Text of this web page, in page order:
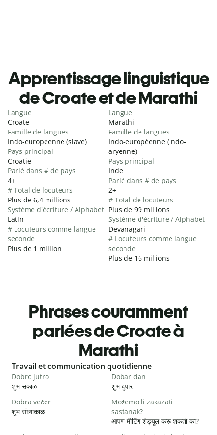
Apprentissage linguistique
de Croate et de Marathi
Langue
Croate
Famille de langues
Indo-européenne (slave)
Pays principal
Croatie
Parlé dans # de pays
4+
# Total de locuteurs
Plus de 6,4 millions
Système d'écriture / Alphabet
Latin
# Locuteurs comme langue
seconde
Plus de 1 million
Langue
Marathi
Famille de langues
Indo-européenne (indo-
aryenne)
Pays principal
Inde
Parlé dans # de pays
2+
# Total de locuteurs
Plus de 99 millions
Système d'écriture / Alphabet
Devanagari
# Locuteurs comme langue
seconde
Plus de 16 millions
Phrases couramment
parlées de Croate à
Marathi
Slide 1 of 6
Travail et communication quotidienne
Dobro jutro
शुभ सकाळ
Dobar dan
शुभ दुपार
Dobra večer
शुभ संध्याकाळ
Možemo li zakazati
sastanak?
आपण मीटिंग शेड्यूल करू शकतो का?